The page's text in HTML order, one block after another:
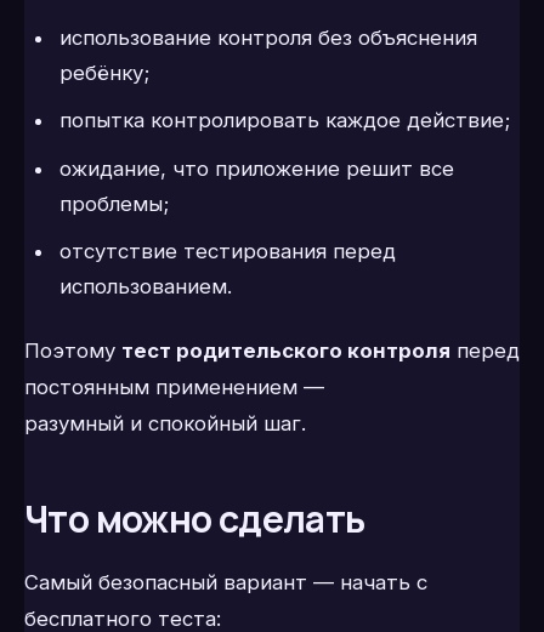
использование контроля без объяснения
ребёнку;
попытка контролировать каждое действие;
ожидание, что приложение решит все
проблемы;
отсутствие тестирования перед
использованием.
Поэтому тест родительского контроля перед
постоянным применением —
разумный и спокойный шаг.
Что можно сделать
Самый безопасный вариант — начать с
бесплатного теста: